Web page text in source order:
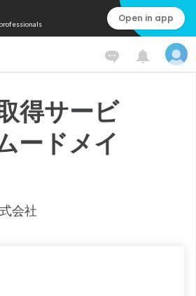
Open in app
得サービ
ードメイ
会社